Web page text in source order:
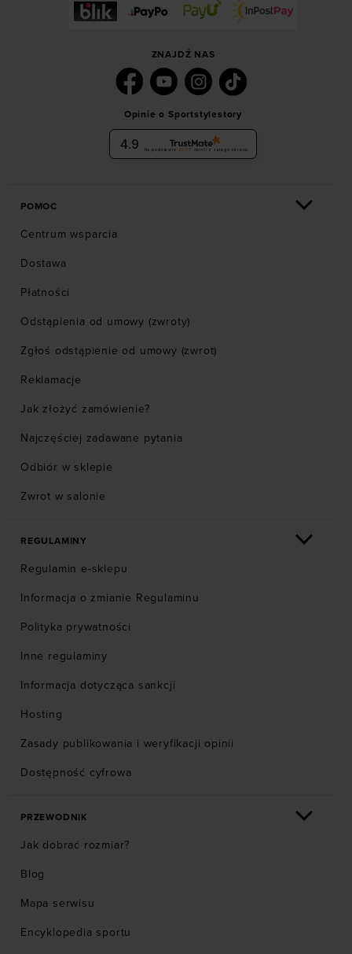
ZNAJDŹ NAS
Opinie o Sportstylestory
4.9 Na podstawie 6036 opinii z całego okresu
POMOC
Centrum wsparcia
Dostawa
Płatności
Odstąpienia od umowy (zwroty)
Zgłoś odstąpienie od umowy (zwrot)
Reklamacje
Jak złożyć zamówienie?
Najczęściej zadawane pytania
Odbiór w sklepie
Zwrot w salonie
REGULAMINY
Regulamin e-sklepu
Informacja o zmianie Regulaminu
Polityka prywatności
Inne regulaminy
Informacja dotycząca sankcji
Hosting
Zasady publikowania i weryfikacji opinii
Dostępność cyfrowa
PRZEWODNIK
Jak dobrać rozmiar?
Blog
Mapa serwisu
Encyklopedia sportu